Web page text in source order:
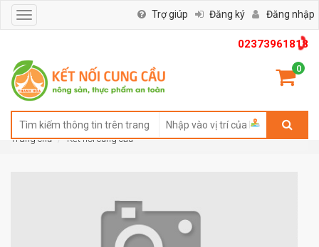
02373961818
0
Toggle
navigation
Trợ giúp Đăng ký Đăng nhập
Trang chủ Kết nối cung cầu